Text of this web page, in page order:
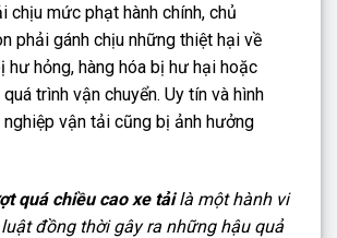
chịu mức phạt hành chính, chủ
phải gánh chịu những thiệt hại về
hư hỏng, hàng hóa bị hư hại hoặc
trình vận chuyển. Uy tín và hình
nghiệp vận tải cũng bị ảnh hưởng
quá chiều cao xe tảilà một hành vi
đồng thời gây ra những hậu quả